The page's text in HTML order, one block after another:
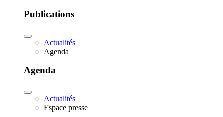
Publications
Actualités
Agenda
Agenda
Actualités
Espace presse